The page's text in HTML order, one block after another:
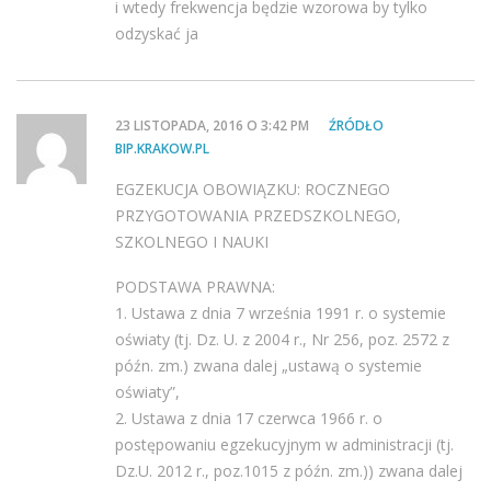
i wtedy frekwencja będzie wzorowa by tylko
odzyskać ja
23 LISTOPADA, 2016 O 3:42 PM
ŹRÓDŁO
BIP.KRAKOW.PL
EGZEKUCJA OBOWIĄZKU: ROCZNEGO
PRZYGOTOWANIA PRZEDSZKOLNEGO,
SZKOLNEGO I NAUKI
PODSTAWA PRAWNA:
1. Ustawa z dnia 7 września 1991 r. o systemie
oświaty (tj. Dz. U. z 2004 r., Nr 256, poz. 2572 z
późn. zm.) zwana dalej „ustawą o systemie
oświaty”,
2. Ustawa z dnia 17 czerwca 1966 r. o
postępowaniu egzekucyjnym w administracji (tj.
Dz.U. 2012 r., poz.1015 z późn. zm.)) zwana dalej